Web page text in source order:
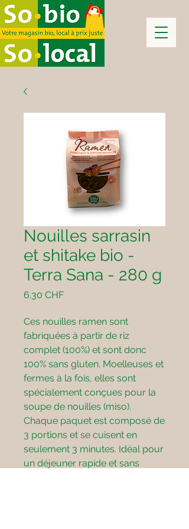
Nouilles sarrasin
et shitake bio -
Terra Sana - 280 g
6.30 CHFPrix
Ces nouilles ramen sont
fabriquées à partir de riz
complet (100%) et sont donc
100% sans gluten. Moelleuses et
fermes à la fois, elles sont
spécialement conçues pour la
soupe de nouilles (miso).
Chaque paquet est composé de
3 portions et se cuisent en
seulement 3 minutes. Idéal pour
un déjeuner rapide et sans